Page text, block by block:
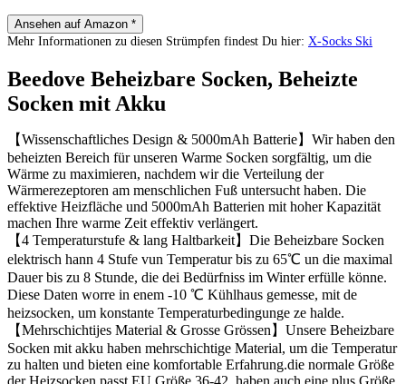
Ansehen auf Amazon *
Mehr Informationen zu diesen Strümpfen findest Du hier: X-Socks Ski
Beedove Beheizbare Socken, Beheizte
Socken mit Akku
【Wissenschaftliches Design & 5000mAh Batterie】Wir haben den
beheizten Bereich für unseren Warme Socken sorgfältig, um die
Wärme zu maximieren, nachdem wir die Verteilung der
Wärmerezeptoren am menschlichen Fuß untersucht haben. Die
effektive Heizfläche und 5000mAh Batterien mit hoher Kapazität
machen Ihre warme Zeit effektiv verlängert.
【4 Temperaturstufe & lang Haltbarkeit】Die Beheizbare Socken
elektrisch hann 4 Stufe vun Temperatur bis zu 65℃ un die maximal
Dauer bis zu 8 Stunde, die dei Bedürfniss im Winter erfülle könne.
Diese Daten worre in enem -10 ℃ Kühlhaus gemesse, mit de
heizsocken, um konstante Temperaturbedingunge ze halde.
【Mehrschichtijes Material & Grosse Grössen】Unsere Beheizbare
Socken mit akku haben mehrschichtige Material, um die Temperatur
zu halten und bieten eine komfortable Erfahrung.die normale Größe
der Heizsocken passt EU Größe 36-42, haben auch eine plus Größe,